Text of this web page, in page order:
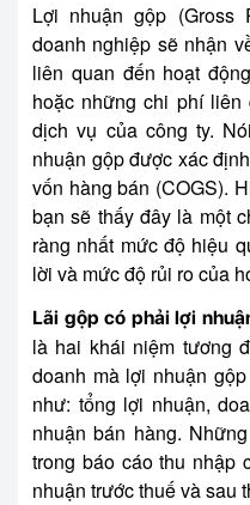
Lợi nhuận gộp (Gross
doanh nghiệp sẽ nhận
liên quan đến hoạt
hoặc những chi phí
dịch vụ của công ty.
nhuận gộp được xác
vốn hàng bán (COGS).
bạn sẽ thấy đây là một
ràng nhất mức độ hiệu
lời và mức độ rủi ro của
Lãi gộp có phải lợi
là hai khái niệm tương
doanh mà lợi nhuận
như: tổng lợi nhuận,
nhuận bán hàng.
trong báo cáo thu nhập
nhuận trước thuế và sau